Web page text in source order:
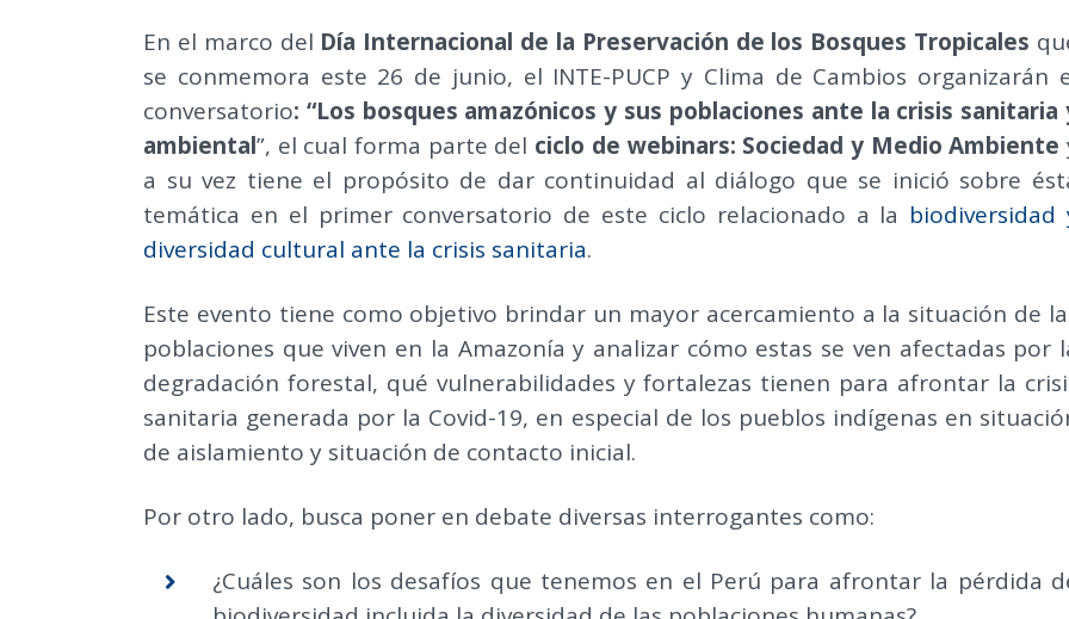
En el marco del Día Internacional de la Preservación de los Bosques Tropicales
se conmemora este 26 de junio, el INTE-PUCP y Clima de Cambios organizarán
conversatorio: “Los bosques amazónicos y sus poblaciones ante la crisis sanitaria
ambiental”, el cual forma parte del ciclo de webinars: Sociedad y Medio Ambiente
a su vez tiene el propósito de dar continuidad al diálogo que se inició sobre
temática en el primer conversatorio de este ciclo relacionado a la biodiversidad
diversidad cultural ante la crisis sanitaria.
Este evento tiene como objetivo brindar un mayor acercamiento a la situación de
poblaciones que viven en la Amazonía y analizar cómo estas se ven afectadas por
degradación forestal, qué vulnerabilidades y fortalezas tienen para afrontar la
sanitaria generada por la Covid-19, en especial de los pueblos indígenas en
de aislamiento y situación de contacto inicial.
Por otro lado, busca poner en debate diversas interrogantes como:
¿Cuáles son los desafíos que tenemos en el Perú para afrontar la pérdida